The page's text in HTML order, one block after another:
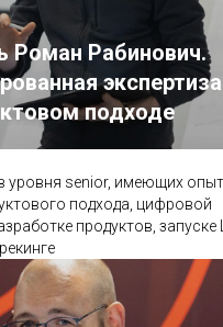
Роман Рабинович.
подходе
уровня senior, имеющих
подхода, цифровой
продуктов,